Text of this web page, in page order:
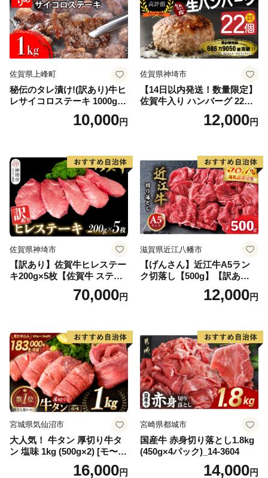
佐賀県上峰町
秘伝のタレ漬け!(訳あり)牛ヒ
レサイコロステーキ 1000g
10,000円
佐賀県神埼市
【14日以内発送！数量限定】
佐賀牛入り ハンバーグ 22個
2.6kg(120g×22個)【佐賀牛
黒毛和牛 ブランド牛 九州 ハ
気】(H083106)
12,000円
佐賀県神埼市
【訳あり】佐賀牛ヒレステー
キ200g×5枚【佐賀牛 ステー
キ ブランド肉 ヒレ肉 フィレ
肉 ジューシー ヘルシー】(H0
70,000円
滋賀県近江八幡市
【げんさん】近江牛A5ラン
ク切落し【500g】【訳あり】
12,000円
宮城県気仙沼市
大人気！ 牛タン 厚切り牛タ
ン 塩味 1kg (500g×2) [モ〜ラ
ンド 宮城県 気仙沼市 205646
60] 肉 牛肉 精肉 牛たん 牛タ
16,000円
宮崎県都城市
国産牛 赤身切り落とし1.8kg
(450g×4パック)_14-3604
14,000円